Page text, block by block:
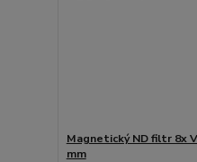
Magnetický ND filtr 8x
mm